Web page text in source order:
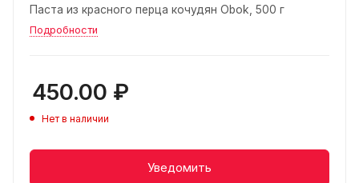
Паста из красного перца кочудян Obok, 500 г
Подробности
450.00 ₽
Нет в наличии
Уведомить